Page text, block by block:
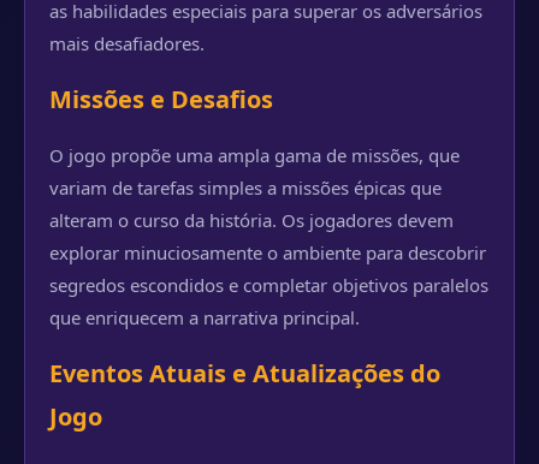
as habilidades especiais para superar os adversários
mais desafiadores.
Missões e Desafios
O jogo propõe uma ampla gama de missões, que
variam de tarefas simples a missões épicas que
alteram o curso da história. Os jogadores devem
explorar minuciosamente o ambiente para descobrir
segredos escondidos e completar objetivos paralelos
que enriquecem a narrativa principal.
Eventos Atuais e Atualizações do
Jogo